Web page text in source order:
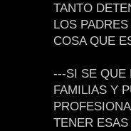
TANTO
LOS
COSA QUE
---SI SE QUE
FAMILIAS Y
TENER